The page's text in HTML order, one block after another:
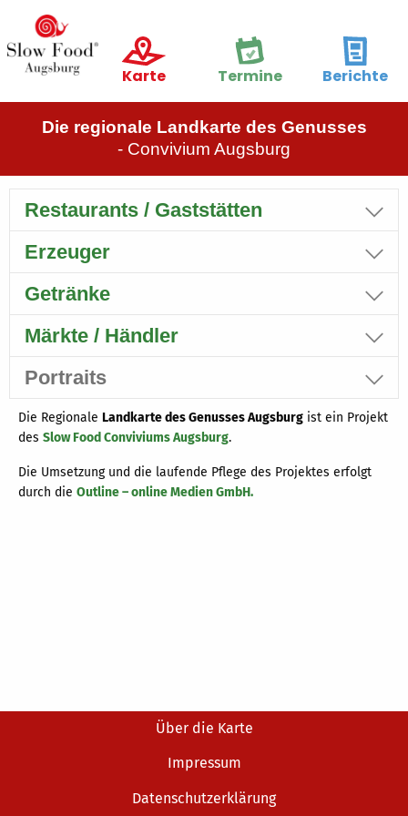
Karte Termine Berichte
Die regionale Landkarte des Genusses
- Convivium Augsburg
Restaurants / Gaststätten
Erzeuger
Getränke
Märkte / Händler
Portraits
Die Regionale Landkarte des Genusses Augsburg ist ein Projekt
des Slow Food Conviviums Augsburg.
Die Umsetzung und die laufende Pflege des Projektes erfolgt
durch die Outline – online Medien GmbH.
Über die Karte
Impressum
Datenschutzerklärung